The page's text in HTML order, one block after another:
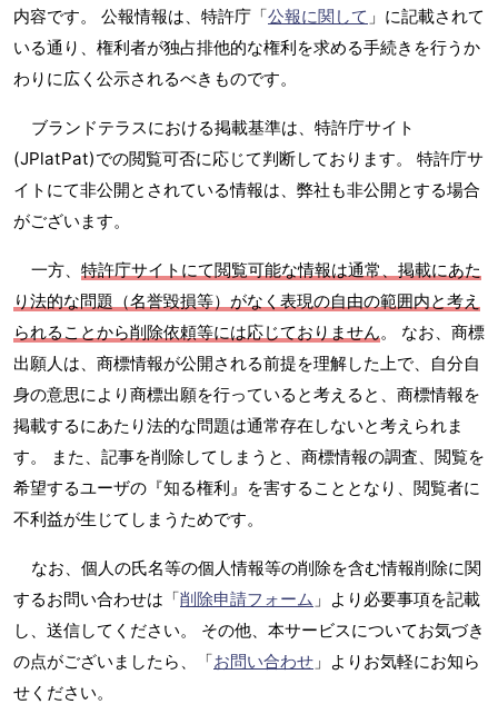
内容です。 公報情報は、特許庁「公報に関して 」に記載されて
いる通り、権利者が独占排他的な権利を求める手続きを行うか
わりに広く公示されるべきものです。
ブランドテラスにおける掲載基準は、特許庁サイト
(JPlatPat)での閲覧可否に応じて判断しております。 特許庁サ
イトにて非公開とされている情報は、弊社も非公開とする場合
がございます。
一方、 特許庁サイトにて閲覧可能な情報は通常、掲載にあた
り法的な問題（名誉毀損等）がなく表現の自由の範囲内と考え
られることから削除依頼等には応じておりません。 なお、商標
出願人は、商標情報が公開される前提を理解した上で、自分自
身の意思により商標出願を行っていると考えると、商標情報を
掲載するにあたり法的な問題は通常存在しないと考えられま
す。 また、記事を削除してしまうと、商標情報の調査、閲覧を
希望するユーザの『知る権利』を害することとなり、閲覧者に
不利益が生じてしまうためです。
なお、個人の氏名等の個人情報等の削除を含む情報削除に関
するお問い合わせは「削除申請フォーム 」より必要事項を記載
し、送信してください。 その他、本サービスについてお気づき
の点がございましたら、「お問い合わせ 」よりお気軽にお知ら
せください。